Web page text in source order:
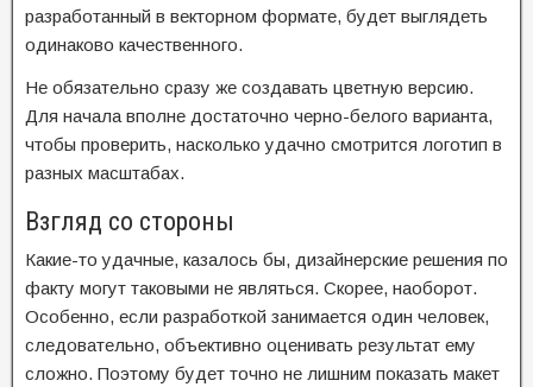
разработанный в векторном формате, будет выглядеть
одинаково качественного.
Не обязательно сразу же создавать цветную версию.
Для начала вполне достаточно черно-белого варианта,
чтобы проверить, насколько удачно смотрится логотип в
разных масштабах.
Взгляд со стороны
Какие-то удачные, казалось бы, дизайнерские решения по
факту могут таковыми не являться. Скорее, наоборот.
Особенно, если разработкой занимается один человек,
следовательно, объективно оценивать результат ему
сложно. Поэтому будет точно не лишним показать макет